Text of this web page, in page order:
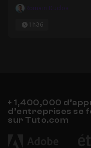
Romain Duclos
1h36
+ 1,400,000
d’entreprises se
sur Tuto.com